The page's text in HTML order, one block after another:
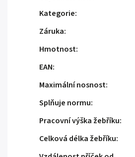
Kategorie:
Záruka:
Hmotnost:
EAN:
Maximální nosnost:
Splňuje normu:
Pracovní výška žebříku:
Celková délka žebříku: